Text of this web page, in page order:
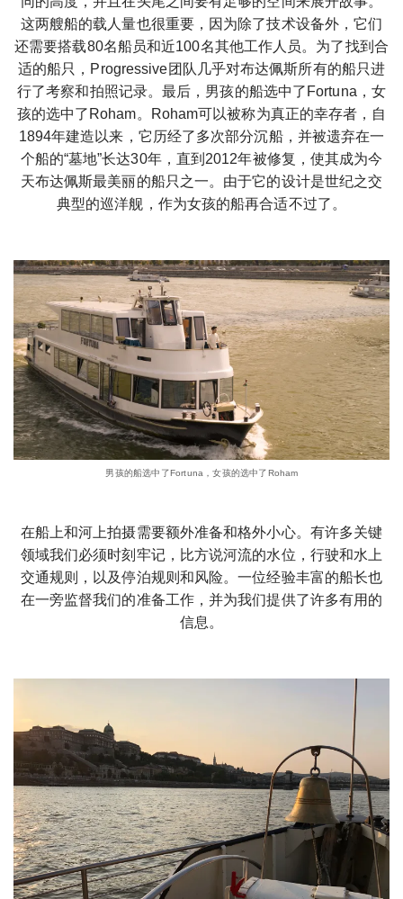
这两艘船的载人量也很重要，因为除了技术设备外，它们
还需要搭载80名船员和近100名其他工作人员。为了找到合
适的船只，Progressive团队几乎对布达佩斯所有的船只进
行了考察和拍照记录。最后，男孩的船选中了Fortuna，女
孩的选中了Roham。Roham可以被称为真正的幸存者，自
1894年建造以来，它历经了多次部分沉船，并被遗弃在一
个船的“墓地”长达30年，直到2012年被修复，使其成为今
天布达佩斯最美丽的船只之一。由于它的设计是世纪之交
典型的巡洋舰，作为女孩的船再合适不过了。
男孩的船选中了Fortuna，女孩的选中了Roham
在船上和河上拍摄需要额外准备和格外小心。有许多关键
领域我们必须时刻牢记，比方说河流的水位，行驶和水上
交通规则，以及停泊规则和风险。一位经验丰富的船长也
在一旁监督我们的准备工作，并为我们提供了许多有用的
信息。